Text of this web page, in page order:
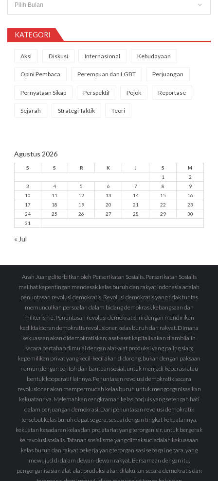
KATEGORI
Aksi Diskusi Internasional Kebudayaan
Opini Pembaca Perempuan dan LGBT Perjuangan
Pernyataan Sikap Perspektif Pojok Reportase
Sejarah Strategi Taktik Teori
Agustus 2026
S S R K J S
M
1
2
3
4 5 6 7 8
9
10
11 12 13 14 15
16
17
18 19 20 21 22
23
24
25 26 27 28 29
30
31
« Jul
Arah Juang diterbitkan oleh Perserikatan Sosialis. Perserikatan Sosialis
melihat kepentingan mendesak kelas buruh dan rakyat Indonesia adalah
penuntasan revolusi demokratis. Revolusi demokratis yang tidak tuntas
memunculkan persoalan dalam bidang demokrasi, kebangsaan dan
militerisme. Penuntasan revolusi demokratis ini dengan mendirikan
kediktaktoran demokratis revolusioner kelas buruh dan rakyat. Dimana
kekuasaan akan didemokratiskan; aset-aset kapitalis akan diambilalih
secara bertahap dimulai dengan alat-alat produksi yang paling siap;
kepemilikan privat yang kecil-kecil akan didorong, bukan dengan paksaan
namun dengan contoh dan bantuan sosial, untuk menjadi koperasi atau
bentuk kooperatif lainnya. Penuntasan revolusi demokratik secara
revolusioner akan mempermudah kelas buruh untuk mengorganisasikan
kekuatannya. Melemahkan cengkraman kelas borjuis yang setengah hati
dalam perjuangan demokrasi. Dari penuntasan revolusi demokratik
tersebut kelas buruh dapat segera, sesuai dengan tingkat kekuatannya,
kekuatan kesadaran kelas dan proletariat yang terorganisir, untuk bergerak
ke revolusi sosialis. Tatanan sosialisme yang dimaksud adalah kekuasaan
kelas buruh dan rakyat pekerja yang terorganisasi sebagai negara, yang
mewujud di dalam dewan-dewan rakyat. Bersamaan dengan itu,
pengorganisasian alat-alat produksi akan dilakukan secara demokratis dan